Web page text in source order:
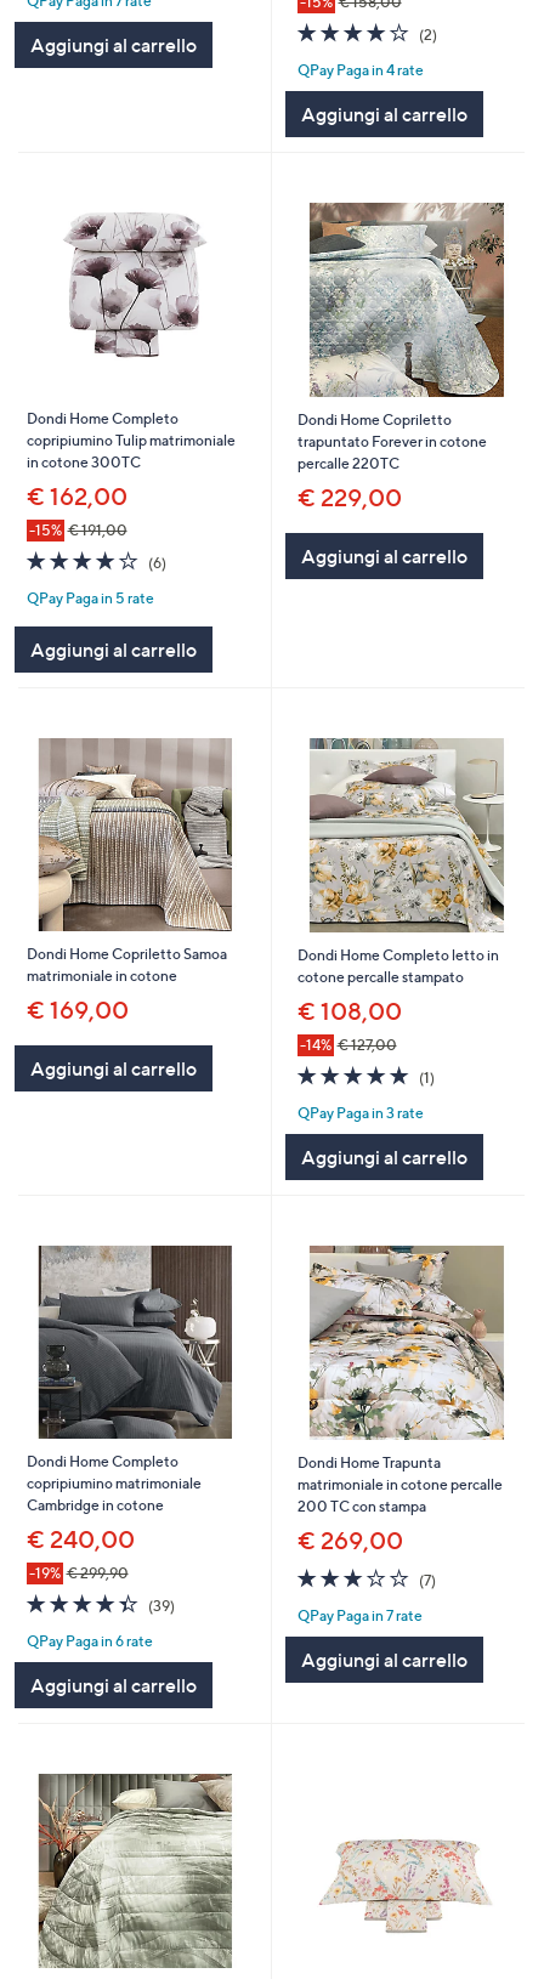
Aggiungi al carrello
4.0
of
5
Stars
(2)2
QPay Paga in 4 rate
Aggiungi al carrello
Dondi Home Completo
copripiumino Tulip matrimoniale
in cotone 300TC
€ 162,00
-15% € 191,00
3.8
of
5
(6)6
QPay Paga in 5 rate
Aggiungi al carrello
Dondi Home Copriletto
trapuntato Forever in cotone
percalle 220TC
€ 229,00
Aggiungi al carrello
Dondi Home Copriletto Samoa
matrimoniale in cotone
€ 169,00
Aggiungi al carrello
Dondi Home Completo letto in
cotone percalle stampato
€ 108,00
-14% € 127,00
5.0
of
5
Stars
(1)1
QPay Paga in 3 rate
Aggiungi al carrello
Dondi Home Completo
copripiumino matrimoniale
Cambridge in cotone
€ 240,00
-19% € 299,90
4.3
of
5
Stars
(39)39
QPay Paga in 6 rate
Aggiungi al carrello
Dondi Home Trapunta
matrimoniale in cotone percalle
200 TC con stampa
€ 269,00
3.0
of
5
Stars
(7)7
QPay Paga in 7 rate
Aggiungi al carrello